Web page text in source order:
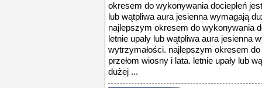
okresem do wykonywania dociepleń
lub wątpliwa aura jesienna wymagają
najlepszym okresem do wykonywania
letnie upały lub wątpliwa aura jesienna
wytrzymałości. najlepszym okresem
przełom wiosny i lata. letnie upały lub
dużej ...